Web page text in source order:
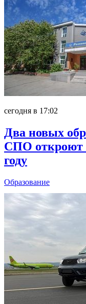
сегодня в 17:02
Два новых
СПО откроют
году
Образование